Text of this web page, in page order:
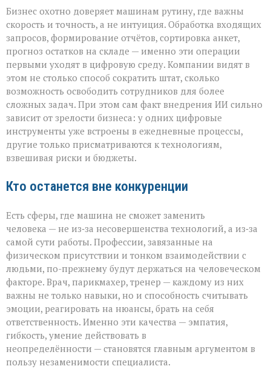
Бизнес охотно доверяет машинам рутину, где важны
скорость и точность, а не интуиция. Обработка входящих
запросов, формирование отчётов, сортировка анкет,
прогноз остатков на складе — именно эти операции
первыми уходят в цифровую среду. Компании видят в
этом не столько способ сократить штат, сколько
возможность освободить сотрудников для более
сложных задач. При этом сам факт внедрения ИИ сильно
зависит от зрелости бизнеса: у одних цифровые
инструменты уже встроены в ежедневные процессы,
другие только присматриваются к технологиям,
взвешивая риски и бюджеты.
Кто останется вне конкуренции
Есть сферы, где машина не сможет заменить
человека — не из‑за несовершенства технологий, а из‑за
самой сути работы. Профессии, завязанные на
физическом присутствии и тонком взаимодействии с
людьми, по-прежнему будут держаться на человеческом
факторе. Врач, парикмахер, тренер — каждому из них
важны не только навыки, но и способность считывать
эмоции, реагировать на нюансы, брать на себя
ответственность. Именно эти качества — эмпатия,
гибкость, умение действовать в
неопределённости — становятся главным аргументом в
пользу незаменимости специалиста.